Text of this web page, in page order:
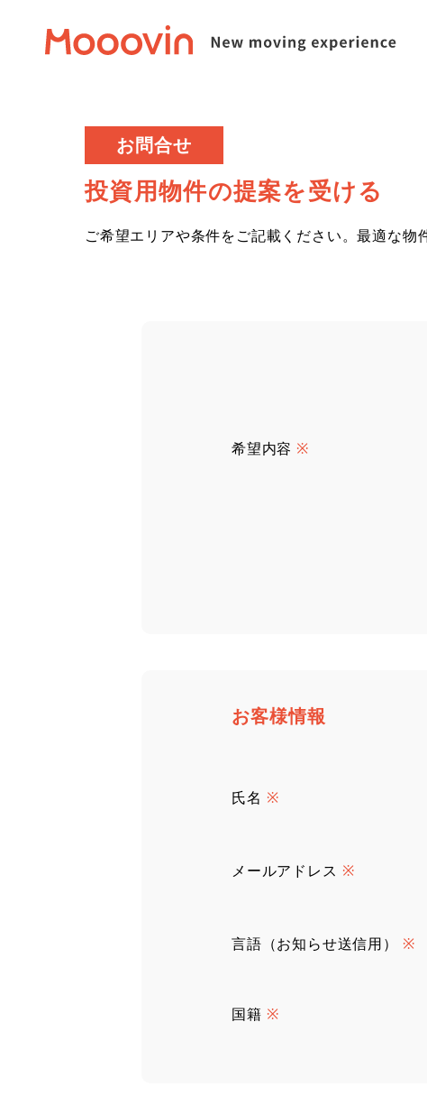
お問合せ
投資用物件の提案を受ける
ご希望エリアや条件をご記載ください。最適な物
希望内容 ※
お客様情報
氏名 ※
メールアドレス ※
言語（お知らせ送信用） ※
国籍 ※